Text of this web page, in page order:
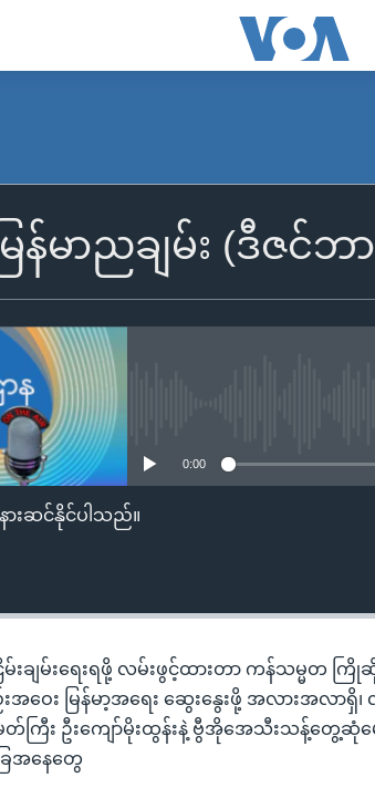
Apple Podcasts
Spotify
မာညချမ်း (ဒီဇင်ဘာ
0:00
ားဆင်နိုင်ပါသည်။
ချမ်းရေးရဖို့ လမ်းဖွင့်ထားတာ ကန်သမ္မတ ကြို
ေး မြန်မာ့အရေး ဆွေးနွေးဖို့ အလားအလာရှိ
း ဦးကျော်မိုးထွန်းနဲ့ ဗွီအိုအေသီးသန့်တွေ့ဆုံမေး
ေအနေတွေ